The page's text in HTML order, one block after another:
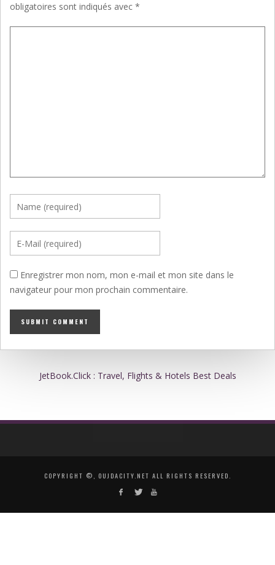
obligatoires sont indiqués avec *
Enregistrer mon nom, mon e-mail et mon site dans le
navigateur pour mon prochain commentaire.
JetBook.Click : Travel, Flights & Hotels Best Deals
COPYRIGHT ©, OUJDACITY.NET ALL RIGHTS RESERVED.